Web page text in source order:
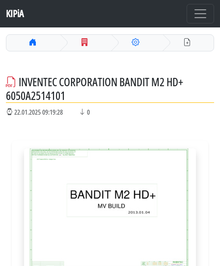
KIPiA
INVENTEC CORPORATION BANDIT M2 HD+
6050A2514101
22.01.2025 09:19:28 0